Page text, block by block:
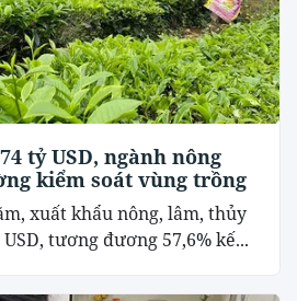
tỷ USD, ngành nông
kiểm soát vùng trồng
xuất khẩu nông, lâm, thủy
tương đương 57,6% kế...